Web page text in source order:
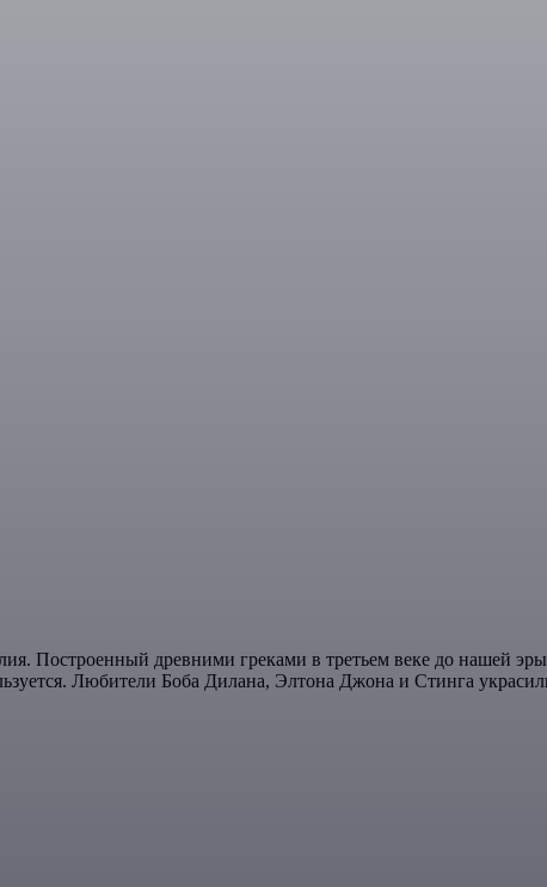
Построенный древними греками в третьем веке до нашей
Любители Боба Дилана, Элтона Джона и Стинга